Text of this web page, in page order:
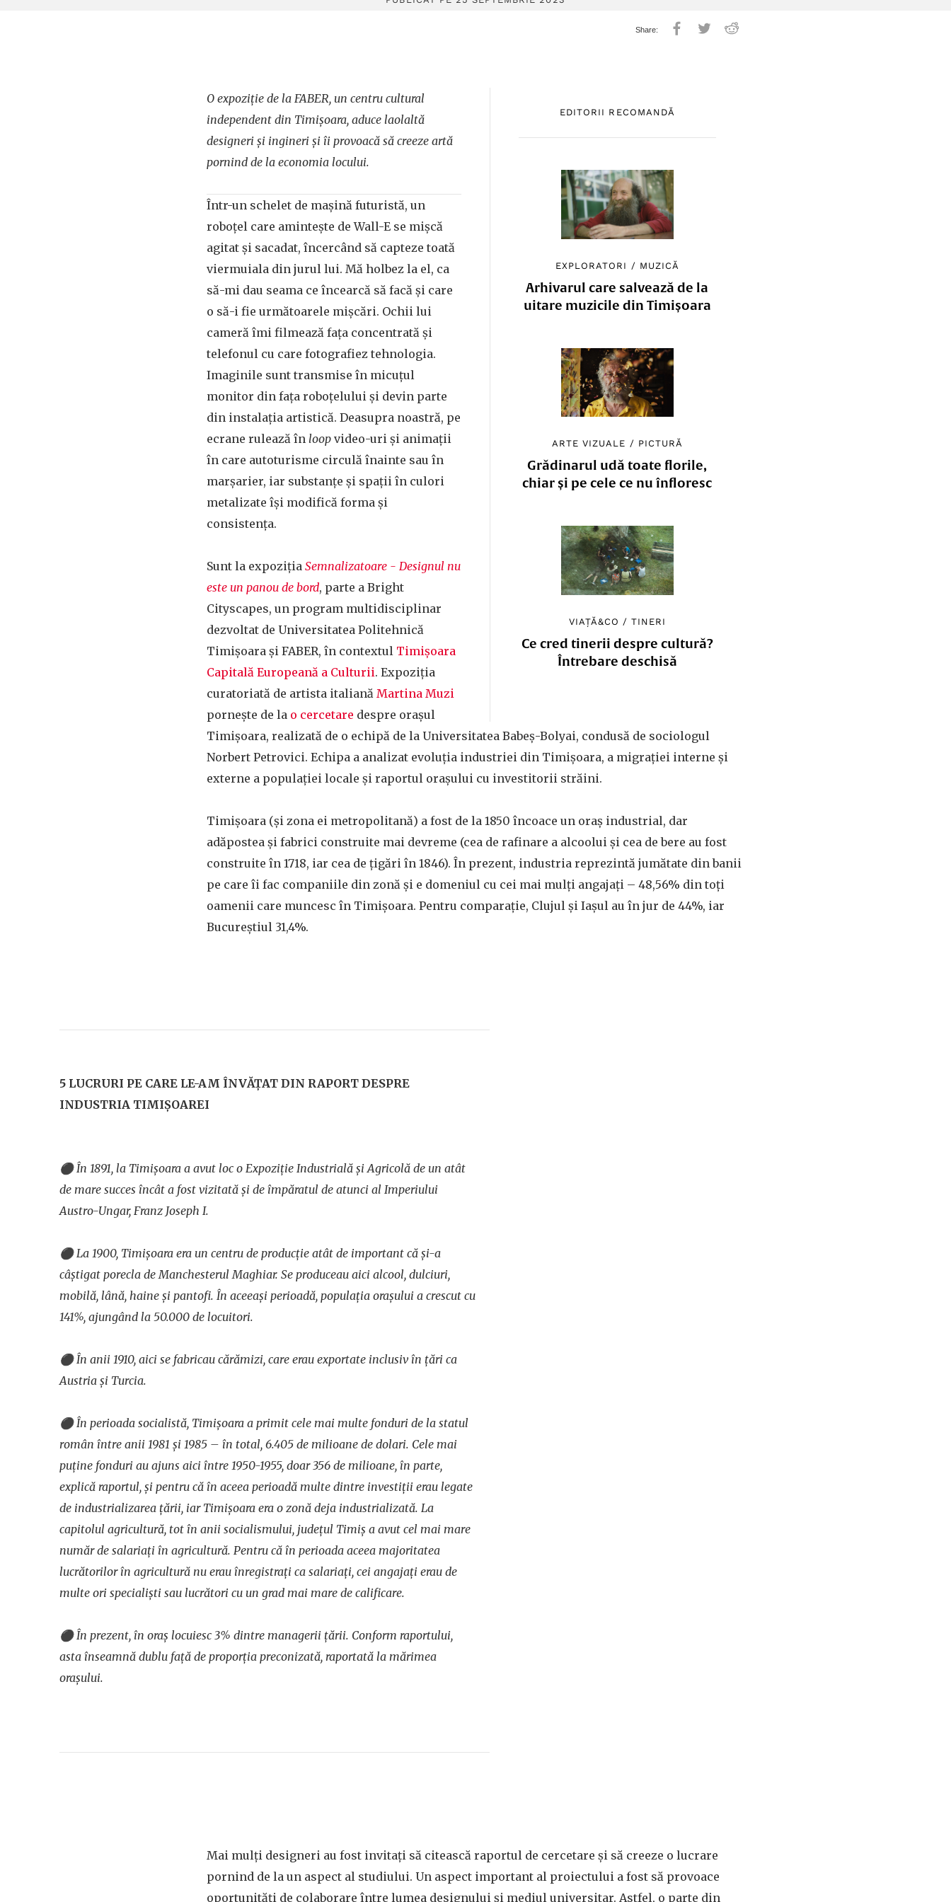
EDITORII RECOMANDĂ
EXPLORATORI / MUZICĂ
Arhivarul care salvează de la
uitare muzicile din Timișoara
ARTE VIZUALE / PICTURĂ
Grădinarul udă toate florile,
chiar și pe cele ce nu înfloresc
VIAȚĂ&CO /TINERI
Ce cred tinerii despre cultură?
Întrebare deschisă
O expoziție de la FABER, un centru cultural
independent din Timișoara, aduce laolaltă
designeri și ingineri și îi provoacă să creeze artă
pornind de la economia locului.
Într-un schelet de mașină futuristă, un
roboțel care amintește de Wall-E se mișcă
agitat și sacadat, încercând să capteze toată
viermuiala din jurul lui. Mă holbez la el, ca
să-mi dau seama ce încearcă să facă și care
o să-i fie următoarele mișcări. Ochii lui
cameră îmi filmează fața concentrată și
telefonul cu care fotografiez tehnologia.
Imaginile sunt transmise în micuțul
monitor din fața roboțelului și devin parte
din instalația artistică. Deasupra noastră, pe
ecrane rulează în loop video-uri și animații
în care autoturisme circulă înainte sau în
marșarier, iar substanțe și spații în culori
metalizate își modifică forma și
consistența.
Sunt la expoziția Semnalizatoare - Designul nu
este un panou de bord, parte a Bright
Cityscapes, un program multidisciplinar
dezvoltat de Universitatea Politehnică
Timișoara și FABER, în contextul Timișoara
Capitală Europeană a Culturii. Expoziția
curatoriată de artista italiană Martina Muzi
pornește de la o cercetare despre orașul
Timișoara, realizată de o echipă de la Universitatea Babeș-Bolyai, condusă de sociologul
Norbert Petrovici. Echipa a analizat evoluția industriei din Timișoara, a migrației interne și
externe a populației locale și raportul orașului cu investitorii străini.
Timișoara (și zona ei metropolitană) a fost de la 1850 încoace un oraș industrial, dar
adăpostea și fabrici construite mai devreme (cea de rafinare a alcoolui și cea de bere au fost
construite în 1718, iar cea de țigări în 1846). În prezent, industria reprezintă jumătate din banii
pe care îi fac companiile din zonă și e domeniul cu cei mai mulți angajați – 48,56% din toți
oamenii care muncesc în Timișoara. Pentru comparație, Clujul și Iașul au în jur de 44%, iar
Bucureștiul 31,4%.
5 LUCRURI PE CARE LE-AM ÎNVĂȚAT DIN RAPORT DESPRE
INDUSTRIA TIMIȘOAREI
⚫În 1891, la Timișoara a avut loc o Expoziție Industrială și Agricolă de un atât
de mare succes încât a fost vizitată și de împăratul de atunci al Imperiului
Austro-Ungar, Franz Joseph I.
⚫La 1900, Timișoara era un centru de producție atât de important că și-a
câștigat porecla deManchesterul Maghiar. Se produceau aici alcool, dulciuri,
mobilă, lână, haine și pantofi. În aceeași perioadă, populația orașului a crescut cu
141%, ajungând la 50.000 de locuitori.
⚫În anii 1910, aici se fabricau cărămizi, care erau exportate inclusiv în țări ca
Austria și Turcia.
⚫În perioada socialistă, Timișoara a primit cele mai multe fonduri de la statul
român între anii 1981 și 1985 – în total, 6.405 de milioane de dolari. Cele mai
puține fonduri au ajuns aici între 1950-1955, doar 356 de milioane, în parte,
explică raportul, și pentru că în aceea perioadă multe dintre investiții erau legate
de industrializarea țării, iar Timișoara era o zonă deja industrializată. La
capitolul agricultură, tot în anii socialismului, județul Timiș a avut cel mai mare
număr de salariați în agricultură. Pentru că în perioada aceea majoritatea
lucrătorilor în agricultură nu erau înregistrați ca salariați, cei angajați erau de
multe ori specialiști sau lucrători cu un grad mai mare de calificare.
⚫În prezent, în oraș locuiesc 3% dintre managerii țării. Conform raportului,
asta înseamnă dublu față de proporția preconizată, raportată la mărimea
orașului.
Mai mulți designeri au fost invitați să citească raportul de cercetare și să creeze o lucrare
pornind de la un aspect al studiului. Un aspect important al proiectului a fost să provoace
oportunități de colaborare între lumea designului și mediul universitar. Astfel, o parte din